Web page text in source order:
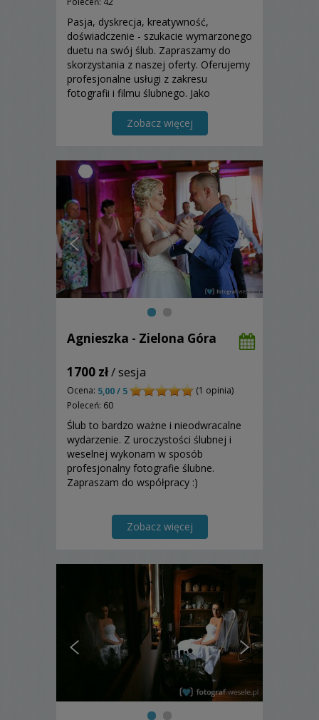
Pasja, dyskrecja, kreatywność,
doświadczenie - szukacie wymarzonego
duetu na swój ślub. Zapraszamy do
skorzystania z naszej oferty. Oferujemy
profesjonalne usługi z zakresu
fotografii i filmu ślubnego. Jako
ukazując damsko-męski punkt widzenia
w Waszym reportażu. Dron i fotobudka
Zobacz więcej
Agnieszka - Zielona Góra
1700 zł/ sesja
Ocena: 5,00 / 5
(1 opinia)
Poleceń: 60
Ślub to bardzo ważne i nieodwracalne
wydarzenie. Z uroczystości ślubnej i
weselnej wykonam w sposób
profesjonalny fotografie ślubne.
Zapraszam do współpracy :)
Zobacz więcej